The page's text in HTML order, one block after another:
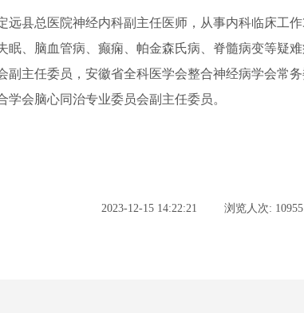
远县总医院神经内科副主任医师，从事内科临床工
眠、脑血管病、癫痫、帕金森氏病、脊髓病变等疑
副主任委员，安徽省全科医学会整合神经病学会常
会脑心同治专业委员会副主任委员。
2023-12-15 14:22:21 浏览人次: 10955